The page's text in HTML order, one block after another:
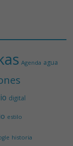
Agenda agua
digital
estilo
historia